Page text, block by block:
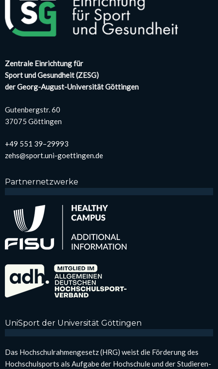
Zen­tra­le Ein­rich­tung für
Sport und Gesund­heit (ZESG)
der Georg-August-Uni­ver­si­tät Göt­tin­gen
Guten­berg­str. 60
37075 Göt­tin­gen
+49 551 39–29993
zehs@sport.uni-goettingen.de
Part­ner­netz­wer­ke
Uni­Sport der Uni­ver­si­tät Göt­tin­gen
Das Hoch­schul­rah­men­ge­setz (HRG) weist die För­de­rung des
Hoch­schul­sports als Auf­ga­be der Hoch­schu­le und der Stu­die­ren­